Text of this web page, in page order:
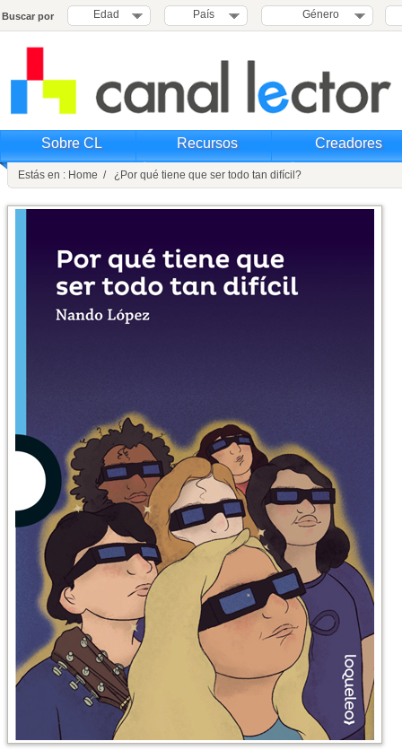
Buscar por Edad País Género
Sobre CL Recursos Creadores
Estás en : Home / ¿Por qué tiene que ser todo tan difícil?